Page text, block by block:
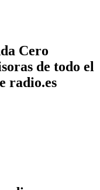
Cero
de todo el
radio.es